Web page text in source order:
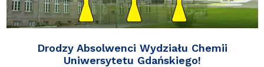
Drodzy Absolwenci Wydziału Chemii
Uniwersytetu Gdańskiego!